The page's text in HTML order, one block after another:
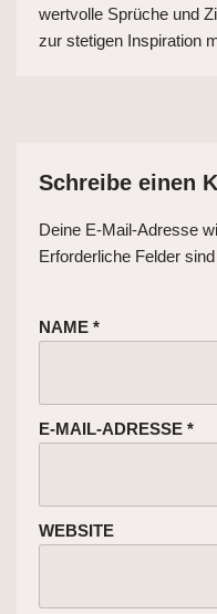
wertvolle Sprüche und
zur stetigen Inspiration
Schreibe einen
Deine E-Mail-Adresse
Erforderliche Felder
NAME *
E-MAIL-ADRESSE *
WEBSITE